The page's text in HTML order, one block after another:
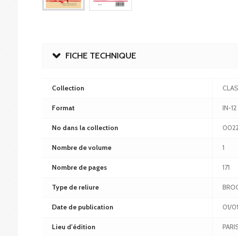
FICHE TECHNIQUE
Collection
Format IN-12
No dans la collection
Nombre de volume 1
Nombre de pages 171
Type de reliure
Date de publication 01/
Lieu d'édition